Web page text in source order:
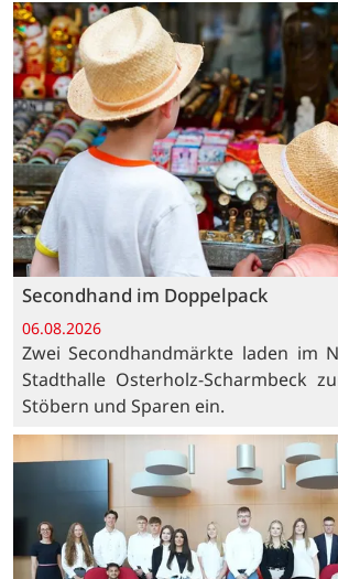
Secondhand im Doppelpack
06.08.2026
Zwei Secondhandmärkte laden im
Stadthalle Osterholz-Scharmbeck
Stöbern und Sparen ein.